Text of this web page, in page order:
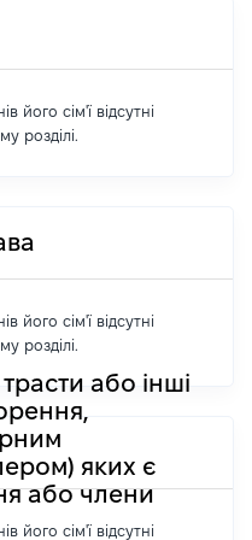
його сім'ї відсутні
розділі.
його сім'ї відсутні
розділі.
або інші
яких є
або члени
його сім'ї відсутні